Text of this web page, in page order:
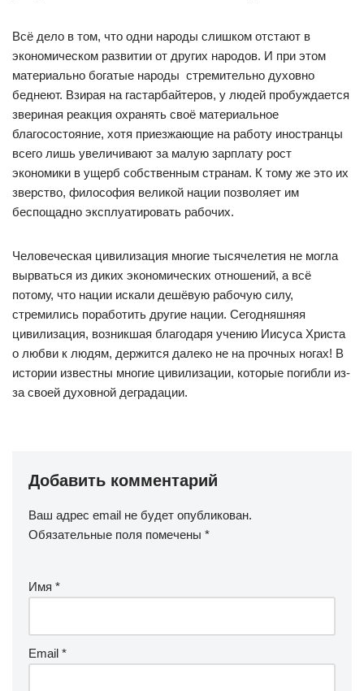
Всё дело в том, что одни народы слишком отстают в
экономическом развитии от других народов. И при этом
материально богатые народы стремительно духовно
беднеют. Взирая на гастарбайтеров, у людей пробуждается
звериная реакция охранять своё материальное
благосостояние, хотя приезжающие на работу иностранцы
всего лишь увеличивают за малую зарплату рост
экономики в ущерб собственным странам. К тому же это их
зверство, философия великой нации позволяет им
беспощадно эксплуатировать рабочих.
Человеческая цивилизация многие тысячелетия не могла
вырваться из диких экономических отношений, а всё
потому, что нации искали дешёвую рабочую силу,
стремились поработить другие нации. Сегодняшняя
цивилизация, возникшая благодаря учению Иисуса Христа
о любви к людям, держится далеко не на прочных ногах! В
истории известны многие цивилизации, которые погибли из-
за своей духовной деградации.
Добавить комментарий
Ваш адрес email не будет опубликован.
Обязательные поля помечены *
Имя *
Email *